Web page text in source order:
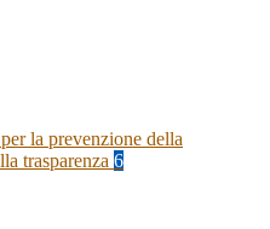
la prevenzione della
trasparenza 6